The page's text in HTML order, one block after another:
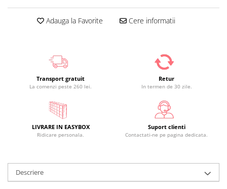
Adauga la Favorite Cere informatii
Transport gratuit
La comenzi peste 260 lei.
Retur
In termen de 30 zile.
LIVRARE IN EASYBOX
Ridicare personala.
Suport clienti
Contactati-ne pe pagina dedicata.
Descriere